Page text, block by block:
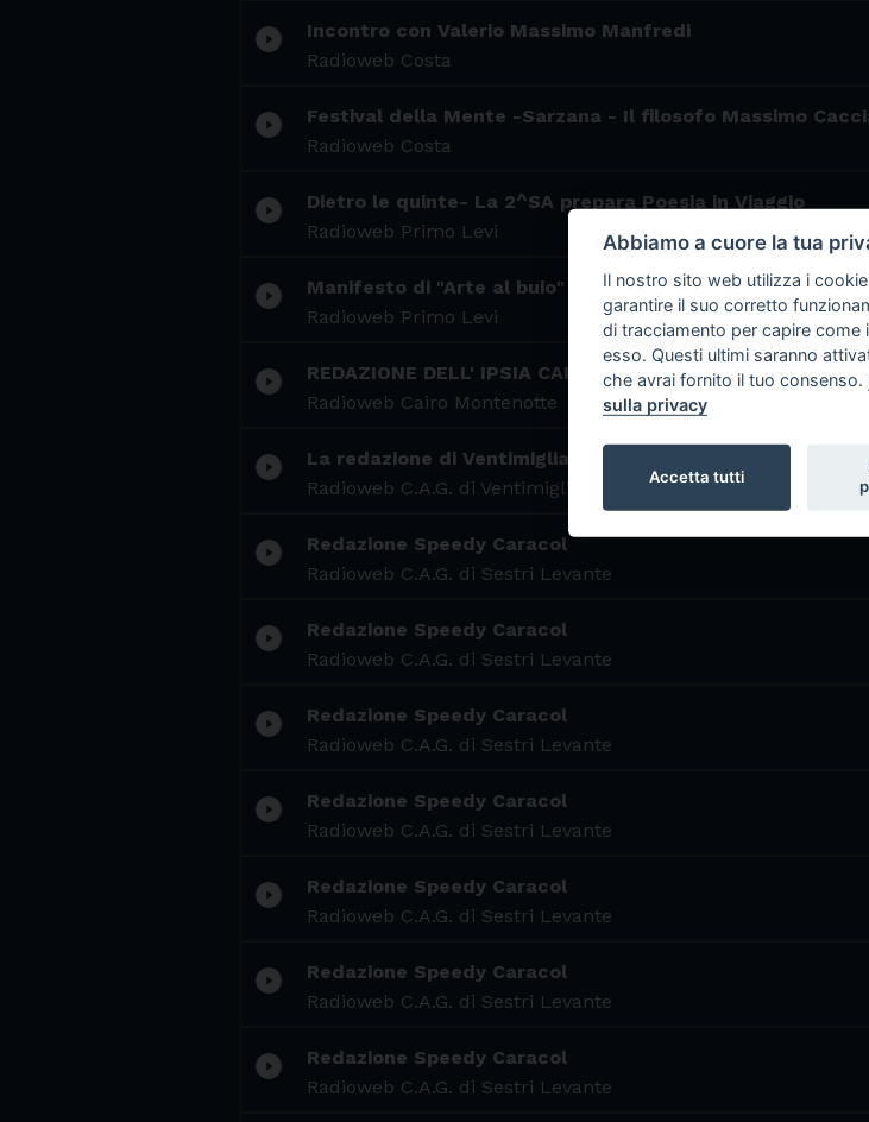
play_circle_filled
Incontro con Valerio Massimo Manfredi
Radioweb Costa
play_circle_filled
Festival della Mente -Sarzana - Il filosofo Massimo
Radioweb Costa
play_circle_filled
Dietro le quinte- La 2^SA prepara Poesia in Viaggio
Radioweb Primo Levi
play_circle_filled
Manifesto di "Arte al buio"
Radioweb Primo Levi
play_circle_filled
REDAZIONE DELL' IPSIA CAIRO MONTENOTTE
Radioweb Cairo Montenotte
play_circle_filled
La redazione di Ventimiglia
Radioweb C.A.G. di Ventimiglia
play_circle_filled
Redazione Speedy Caracol
Radioweb C.A.G. di Sestri Levante
play_circle_filled
Redazione Speedy Caracol
Radioweb C.A.G. di Sestri Levante
play_circle_filled
Redazione Speedy Caracol
Radioweb C.A.G. di Sestri Levante
play_circle_filled
Redazione Speedy Caracol
Radioweb C.A.G. di Sestri Levante
play_circle_filled
Redazione Speedy Caracol
Radioweb C.A.G. di Sestri Levante
play_circle_filled
Redazione Speedy Caracol
Radioweb C.A.G. di Sestri Levante
play_circle_filled
Redazione Speedy Caracol
Radioweb C.A.G. di Sestri Levante
Abbiamo a cuore la tua
Il nostro sito web utilizza i
garantire il suo corretto
di tracciamento per capire come
esso. Questi ultimi saranno
che avrai fornito il tuo consenso.
sulla privacy
Accetta tutti